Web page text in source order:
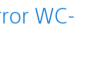
WC-